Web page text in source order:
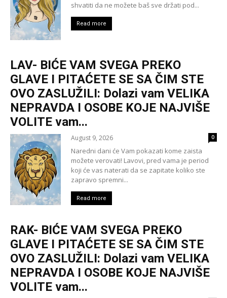
shvatiti da ne možete baš sve držati pod...
Read more
LAV- BIĆE VAM SVEGA PREKO
GLAVE I PITAĆETE SE SA ČIM STE
OVO ZASLUŽILI: Dolazi vam VELIKA
NEPRAVDA I OSOBE KOJE NAJVIŠE
VOLITE vam...
August 9, 2026 0
Naredni dani će Vam pokazati kome zaista
možete verovati! Lavovi, pred vama je period
koji će vas naterati da se zapitate koliko ste
zapravo spremni...
Read more
RAK- BIĆE VAM SVEGA PREKO
GLAVE I PITAĆETE SE SA ČIM STE
OVO ZASLUŽILI: Dolazi vam VELIKA
NEPRAVDA I OSOBE KOJE NAJVIŠE
VOLITE vam...